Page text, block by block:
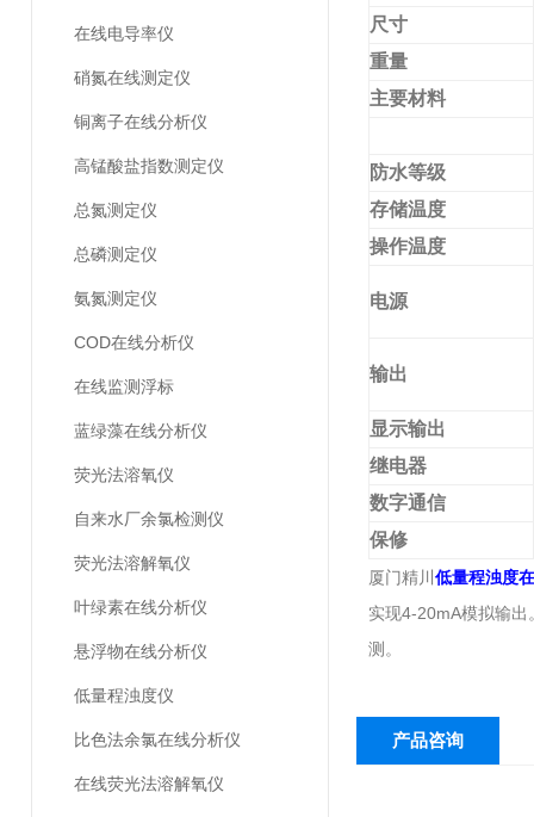
在线电导率仪
硝氮在线测定仪
铜离子在线分析仪
高锰酸盐指数测定仪
总氮测定仪
总磷测定仪
氨氮测定仪
COD在线分析仪
在线监测浮标
蓝绿藻在线分析仪
荧光法溶氧仪
自来水厂余氯检测仪
荧光法溶解氧仪
叶绿素在线分析仪
悬浮物在线分析仪
低量程浊度仪
比色法余氯在线分析仪
在线荧光法溶解氧仪
尺寸
重量
主要材料
防水等级
存储温度
操作温度
电源
输出
显示输出
继电器
数字通信
保修
厦门精川 低量程浊度
实现4-20mA模拟输
测。
产品咨询